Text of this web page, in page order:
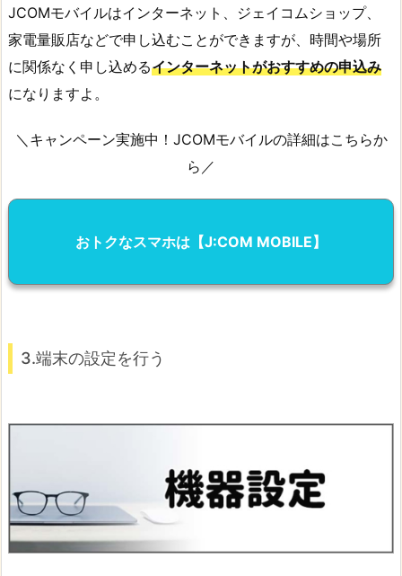
JCOMモバイルはインターネット、ジェイコムショップ、
家電量販店などで申し込むことができますが、時間や場所
に関係なく申し込めるインターネットがおすすめの申込み
になりますよ。
＼キャンペーン実施中！JCOMモバイルの詳細はこちらか
ら／
おトクなスマホは【J:COM MOBILE】
3.端末の設定を行う